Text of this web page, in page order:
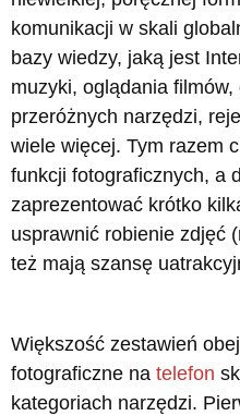
komunikacji w skali
bazy wiedzy, jaką jest
muzyki, oglądania
przeróżnych narzędzi,
wiele więcej. Tym razem
funkcji fotograficznych, a
zaprezentować krótko
usprawnić robienie zdjęć
też mają szansę
Większość zestawień
fotograficzne na telefon
kategoriach narzędzi.